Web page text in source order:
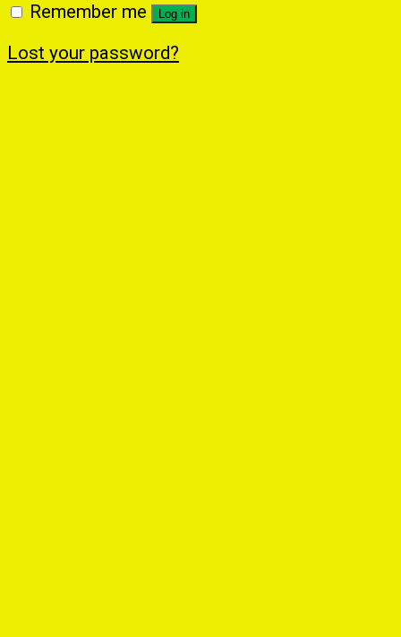
Remember me
Log in
Lost your password?